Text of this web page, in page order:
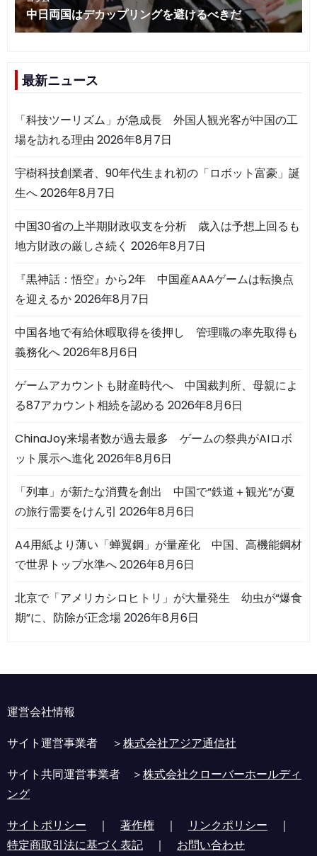
最新ニュース
「科技ツーリズム」が急成長 外国人観光客が中国の工
場を訪れる理由 2026年8月7日
宇樹科技創業者、90年代生まれ初の「ロボット富豪」誕
生へ2026年8月7日
中国30省の上半期財政収支を分析 歳入は予想上回るも
地方財政の厳しさ続く 2026年8月7日
『黒神話：悟空』から2年 中国産AAAゲームは転換点
を迎えるか2026年8月7日
中国各地で有給休暇取得を後押し 管理職の率先取得も
義務化へ2026年8月6日
ゲームアカウントも財産時代へ 中国裁判所、母親によ
る87アカウント相続を認める 2026年8月6日
ChinaJoy来場者数が過去最多 ゲームの祭典がAIロボ
ット展示へ進化2026年8月6日
「列車」が新たな消費を創出 中国で“鉄道＋観光”が夏
の旅行需要をけん引 2026年8月6日
A4用紙より薄い「蝉翼鋼」が量産化 中国、高機能鋼材
で世界トップ水準へ2026年8月6日
北京で「アメリカシロヒトリ」が大量発生 幼虫が“爆食
期”に、防除が正念場2026年8月6日
運営会社情報
サイト運営事業者 ＞株式会社アジア通信社
サイト共同運営事業者 ＞株式会社クローバーホールディ
ング
サイトポリシー ｜ 著作権 ｜ リンクポリシー ｜
特定商取引法に基づく表記 ｜ お問い合わせ